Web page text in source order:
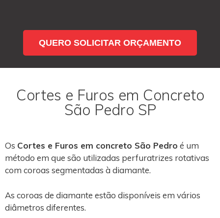
QUERO SOLICITAR ORÇAMENTO
Cortes e Furos em Concreto
São Pedro SP
Os Cortes e Furos em concreto São Pedro é um
método em que são utilizadas perfuratrizes rotativas
com coroas segmentadas à diamante.
As coroas de diamante estão disponíveis em vários
diâmetros diferentes.